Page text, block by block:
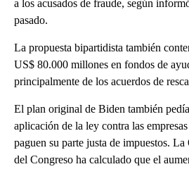
a los acusados de fraude, según
pasado.
La propuesta bipartidista también
US$ 80.000 millones en fondos de
principalmente de los acuerdos de
El plan original de Biden también
aplicación de la ley contra las
paguen su parte justa de impuestos.
del Congreso ha calculado que el